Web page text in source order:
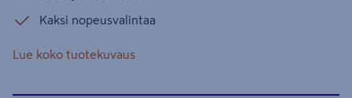
Kaksi nopeusvalintaa
Lue koko tuotekuvaus